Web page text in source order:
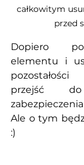
całkowitym
przed
Dopiero po
elementu i
przejść
Ale o tym
:)